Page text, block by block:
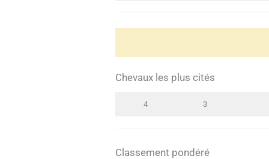
Chevaux les plus cités
4 3
Classement pondéré